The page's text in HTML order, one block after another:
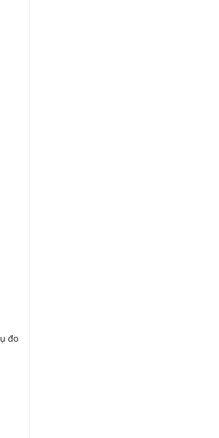
đo